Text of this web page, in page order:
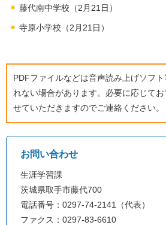
藤代南中学校（2月21日）
寺原小学校（2月21日）
PDFファイルなどは音声読み上げソフ
れない場合があります。必要に応じて
せていただきますのでご連絡ください。
お問い合わせ
生涯学習課
茨城県取手市藤代700
電話番号：0297-74-2141（代表）
ファクス：0297-83-6610